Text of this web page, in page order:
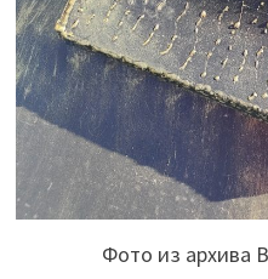
Фото из архива